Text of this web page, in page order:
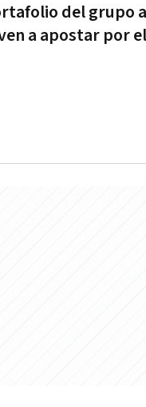
del grupo
a apostar por